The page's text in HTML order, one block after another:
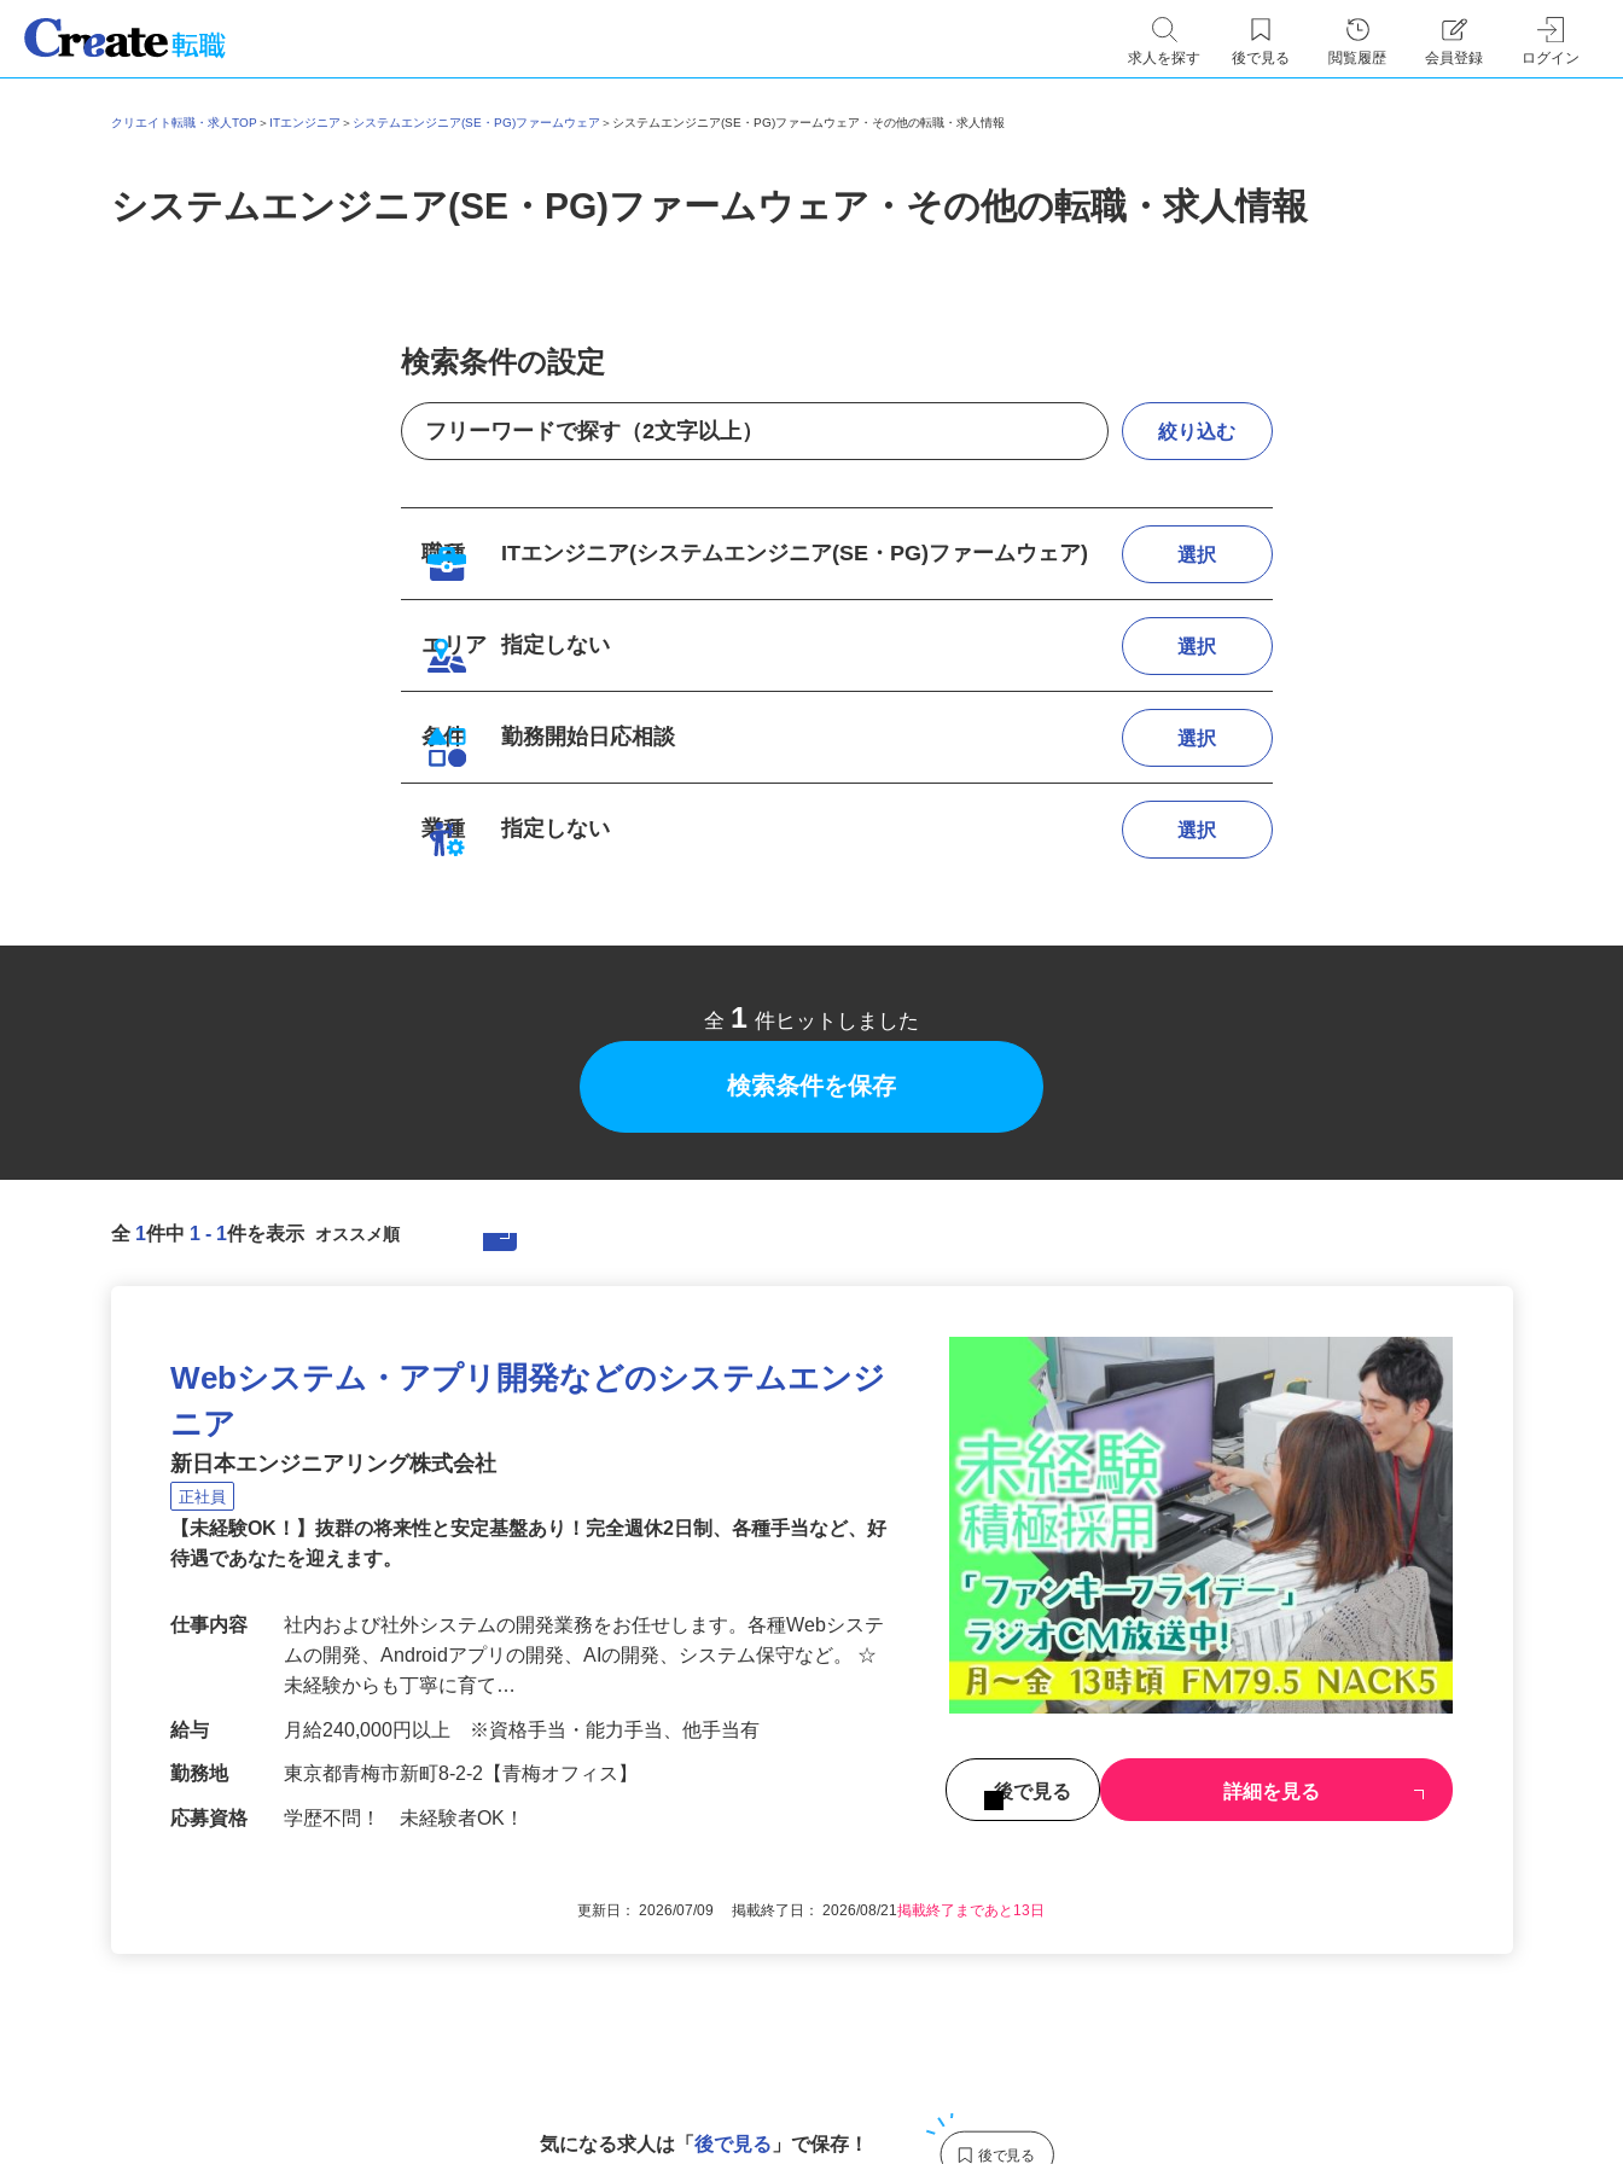
求人を探す 後で見る 閲覧履歴 会員登録 ログイン
クリエイト転職・求人TOP＞ ITエンジニア＞システムエンジニア(SE・PG)ファームウェア＞システムエンジニア(SE・PG)ファームウェア・その他の転職・求人情報
システムエンジニア(SE・PG)ファームウェア・その他の転職・求人情報
検索条件の設定
絞り込む
職種 ITエンジニア(システムエンジニア(SE・PG)ファームウェア) 選択
エリア 指定しない 選択
条件 勤務開始日応相談 選択
業種 指定しない 選択
全1件ヒットしました
検索条件を保存
Webシステム・アプリ開発などのシステムエンジ
ニア
新日本エンジニアリング株式会社
正社員
【未経験OK！】抜群の将来性と安定基盤あり！完全週休2日制、各種手当など、好
社内および社外システムの開発業務をお任せします。各種Webシステ
ムの開発、Androidアプリの開発、AIの開発、システム保守など。 ☆
勤務地 東京都青梅市新町8-2-2【青梅オフィス】
後で見る 詳細を見る